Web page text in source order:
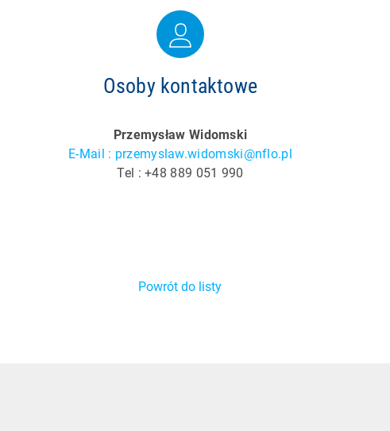
Osoby kontaktowe
Przemysław Widomski
E-Mail : przemyslaw.widomski@nflo.pl
Tel : +48 889 051 990
Powrót do listy